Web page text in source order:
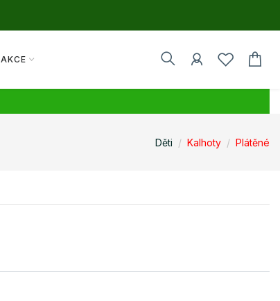
AKCE
Děti Kalhoty Plátěné